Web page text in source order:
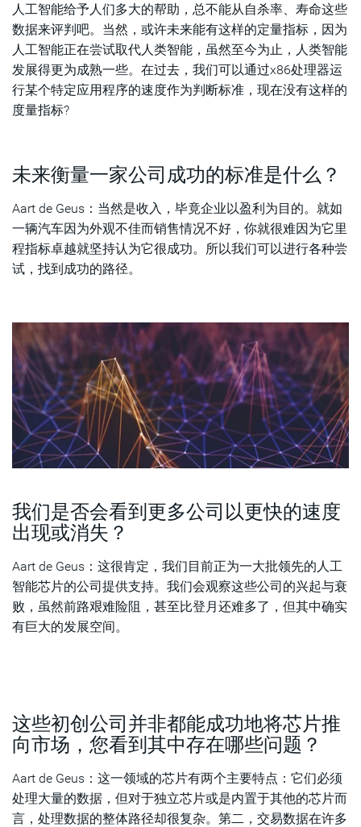
人工智能给予人们多大的帮助，总不能从自杀率、寿命这些
数据来评判吧。当然，或许未来能有这样的定量指标，因为
人工智能正在尝试取代人类智能，虽然至今为止，人类智能
发展得更为成熟一些。在过去，我们可以通过x86处理器运
行某个特定应用程序的速度作为判断标准，现在没有这样的
度量指标?
未来衡量一家公司成功的标准是什么？
Aart de Geus：当然是收入，毕竟企业以盈利为目的。就如
一辆汽车因为外观不佳而销售情况不好，你就很难因为它里
程指标卓越就坚持认为它很成功。所以我们可以进行各种尝
试，找到成功的路径。
我们是否会看到更多公司以更快的速度
出现或消失？
Aart de Geus：这很肯定，我们目前正为一大批领先的人工
智能芯片的公司提供支持。我们会观察这些公司的兴起与衰
败，虽然前路艰难险阻，甚至比登月还难多了，但其中确实
有巨大的发展空间。
这些初创公司并非都能成功地将芯片推
向市场，您看到其中存在哪些问题？
Aart de Geus：这一领域的芯片有两个主要特点：它们必须
处理大量的数据，但对于独立芯片或是内置于其他的芯片而
言，处理数据的整体路径却很复杂。第二，交易数据在许多